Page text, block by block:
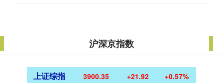
沪深京指数
上证综指 3900.35 +21.92 +0.57%